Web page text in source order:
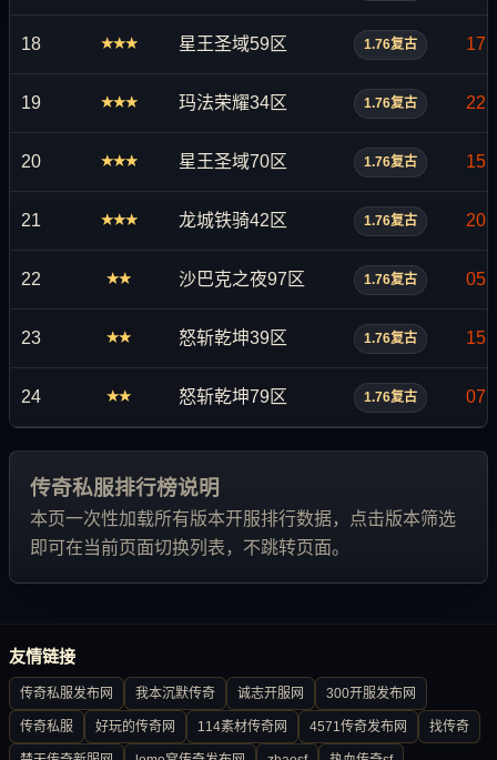
18 ★★★ 星王圣域59区 1.76复古
19 ★★★ 玛法荣耀34区 1.76复古
20 ★★★ 星王圣域70区 1.76复古
21 ★★★ 龙城铁骑42区 1.76复古
22 ★★ 沙巴克之夜97区 1.76复古
23 ★★ 怒斩乾坤39区 1.76复古
24 ★★ 怒斩乾坤79区 1.76复古
传奇私服排行榜说明
本页一次性加载所有版本开服排行数据，点击版本筛选
即可在当前页面切换列表，不跳转页面。
友情链接
传奇私服发布网 我本沉默传奇 诚志开服网 300开服发布网
传奇私服 好玩的传奇网 114素材传奇网 4571传奇发布网 找传奇